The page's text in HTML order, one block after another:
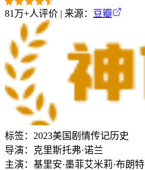
81万+人评价 | 来源： 豆瓣
标签： 2023美国 剧情传记历史
导演： 克里斯托弗·诺兰
主演： 基里安·墨菲艾米莉·布朗特